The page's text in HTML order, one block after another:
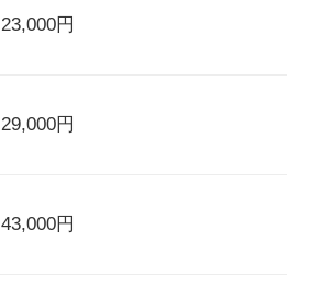
23,000円
29,000円
43,000円